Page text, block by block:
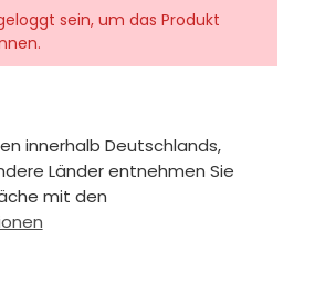
sein, um das Produkt
innerhalb Deutschlands,
Länder entnehmen Sie
mit den